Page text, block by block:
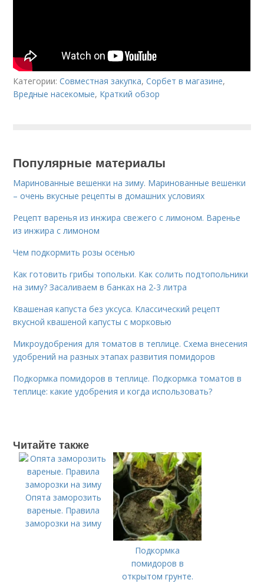
Категории:Совместная закупка,Сорбет в магазине,
Вредные насекомые, Краткий обзор
Популярные материалы
Маринованные вешенки на зиму. Маринованные вешенки
– очень вкусные рецепты в домашних условиях
Рецепт варенья из инжира свежего с лимоном. Варенье
из инжира с лимоном
Чем подкормить розы осенью
Как готовить грибы топольки. Как солить подтопольники
на зиму? Засаливаем в банках на 2-3 литра
Квашеная капуста без уксуса. Классический рецепт
вкусной квашеной капусты с морковью
Микроудобрения для томатов в теплице. Схема внесения
удобрений на разных этапах развития помидоров
Подкормка помидоров в теплице. Подкормка томатов в
теплице: какие удобрения и когда использовать?
Читайте также
Опята заморозить
вареные. Правила
заморозки на зиму
Подкормка
помидоров в
открытом грунте.